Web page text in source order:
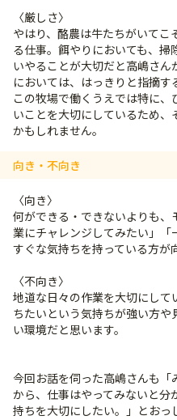
〈厳しさ〉
やはり、酪農は牛たちがいて
る仕事。餌やりにおいても、
いやることが大切だと高嶋さ
においては、はっきりと指摘す
この牧場で働くうえでは特に
いことを大切にしているため
かもしれません。
向き・不向き
〈向き〉
何ができる・できないよりも、
業にチャレンジしてみたい」「
すぐな気持ちを持っている方が
〈不向き〉
地道な日々の作業を大切にし
ちたいという気持ちが強い方
い環境だと思います。
今回お話を伺った高嶋さんも
から、仕事はやってみないと分
持ちを大切にしたい。」とおっ